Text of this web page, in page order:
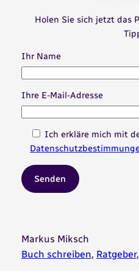
Holen Sie sich jetzt das
Ihr Name
Ihre E-Mail-Adresse
Ich erkläre mich mit
Markus Miksch
Buch schreiben, Ratgeber,